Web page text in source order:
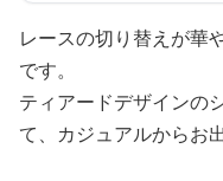
レースの切り替えが華
です。
ティアードデザインの
て、カジュアルからお